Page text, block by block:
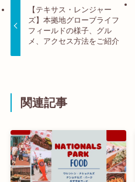
【テキサス・レンジャー
ズ】本拠地グローブライフ
フィールドの様子、グル
メ、アクセス方法をご紹介
関連記事